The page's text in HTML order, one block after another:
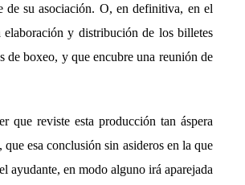
su asociación. O, en definitiva, en el
y distribución de los billetes
de boxeo, y que encubre una reunión de
que reviste esta producción tan áspera
esa conclusión sin asideros en la que
ayudante, en modo alguno irá aparejada